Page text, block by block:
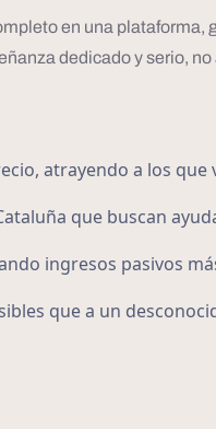
en una plataforma,
dedicado y serio,
atrayendo a los que
que buscan
ingresos pasivos
que a un